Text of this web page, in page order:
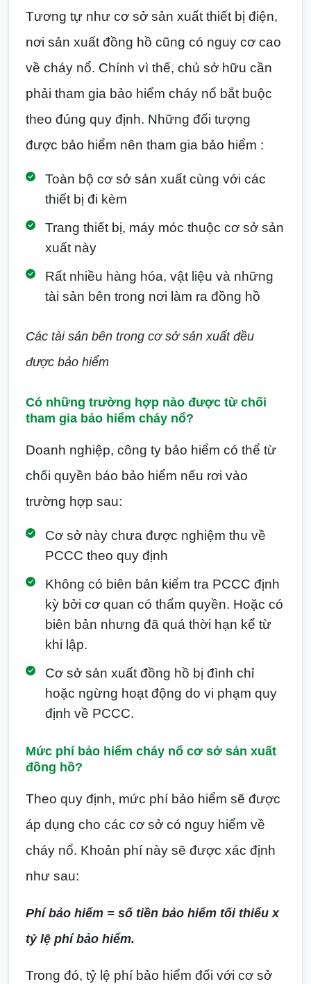
Tương tự như cơ sở sản xuất thiết bị điện,
nơi sản xuất đồng hồ cũng có nguy cơ cao
về cháy nổ. Chính vì thế, chủ sở hữu cần
phải tham gia bảo hiểm cháy nổ bắt buộc
theo đúng quy định. Những đối tượng
được bảo hiểm nên tham gia bảo hiểm :
Toàn bộ cơ sở sản xuất cùng với các
thiết bị đi kèm
Trang thiết bị, máy móc thuộc cơ sở sản
xuất này
Rất nhiều hàng hóa, vật liệu và những
tài sản bên trong nơi làm ra đồng hồ
Các tài sản bên trong cơ sở sản xuất đều
được bảo hiểm
Có những trường hợp nào được từ chối
tham gia bảo hiểm cháy nổ?
Doanh nghiệp, công ty bảo hiểm có thể từ
chối quyền báo bảo hiểm nếu rơi vào
trường hợp sau:
Cơ sở này chưa được nghiệm thu về
PCCC theo quy định
Không có biên bản kiểm tra PCCC định
kỳ bởi cơ quan có thẩm quyền. Hoặc có
biên bản nhưng đã quá thời hạn kể từ
khi lập.
Cơ sở sản xuất đồng hồ bị đình chỉ
hoặc ngừng hoạt động do vi phạm quy
định về PCCC.
Mức phí bảo hiểm cháy nổ cơ sở sản xuất
đồng hồ?
Theo quy định, mức phí bảo hiểm sẽ được
áp dụng cho các cơ sở có nguy hiểm về
cháy nổ. Khoản phí này sẽ được xác định
như sau:
Phí bảo hiểm = số tiền bảo hiểm tối thiểu x
tỷ lệ phí bảo hiểm.
Trong đó, tỷ lệ phí bảo hiểm đối với cơ sở